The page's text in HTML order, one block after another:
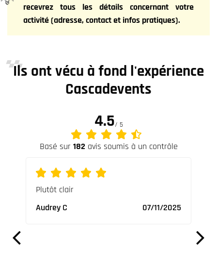
recevrez tous les détails concernant votre
activité (adresse, contact et infos pratiques).
Ils ont vécu à fond l'expérience
Cascadevents
4.5/ 5
Basé sur 182 avis soumis à un contrôle
Plutôt clair
Audrey C
07/11/2025